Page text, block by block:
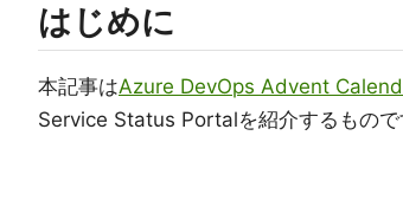
はじめに
本記事はAzure DevOps Advent
Service Status Portalを紹介するもので